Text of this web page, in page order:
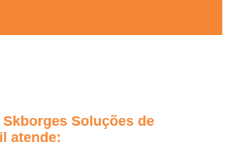
Soluções de
atende: